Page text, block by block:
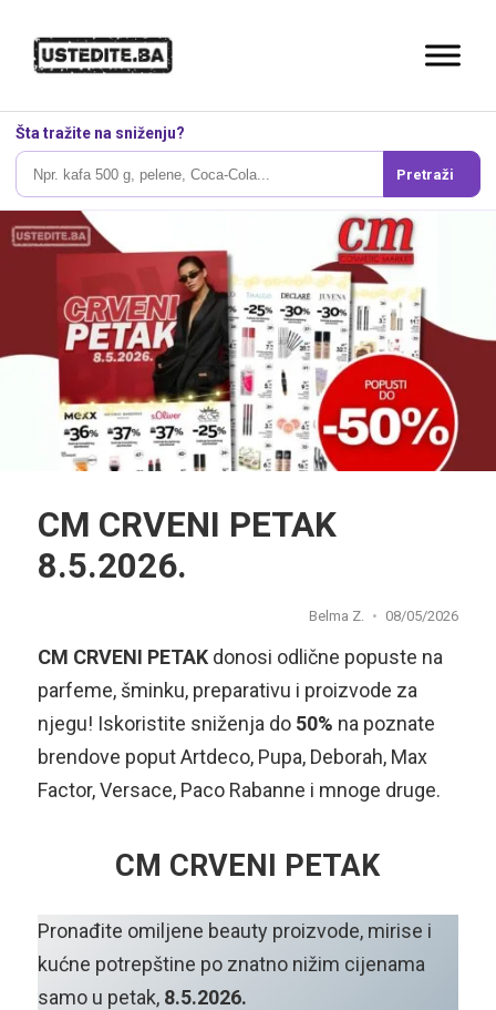
Šta tražite na sniženju?
Pretraži
CM CRVENI PETAK
8.5.2026.
Belma Z. 08/05/2026
CM CRVENI PETAKdonosi odlične popuste na
parfeme, šminku, preparativu i proizvode za
njegu! Iskoristite sniženja do 50% na poznate
brendove poput Artdeco, Pupa, Deborah, Max
Factor, Versace, Paco Rabanne i mnoge druge.
CM CRVENI PETAK
Pronađite omiljene beauty proizvode, mirise i
kućne potrepštine po znatno nižim cijenama
samo u petak, 8.5.2026.